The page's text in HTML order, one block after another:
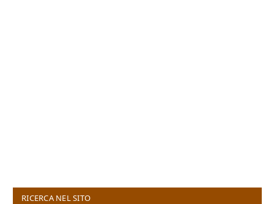
RICERCA NEL SITO